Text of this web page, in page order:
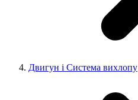
Двигун і Система вихлопу